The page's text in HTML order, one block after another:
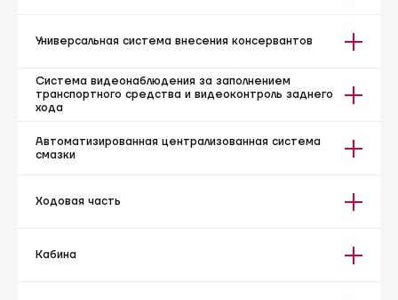
Универсальная система внесения консервантов
Система видеонаблюдения за заполнением
транспортного средства и видеоконтроль заднего
хода
Автоматизированная централизованная система
смазки
Ходовая часть
Кабина